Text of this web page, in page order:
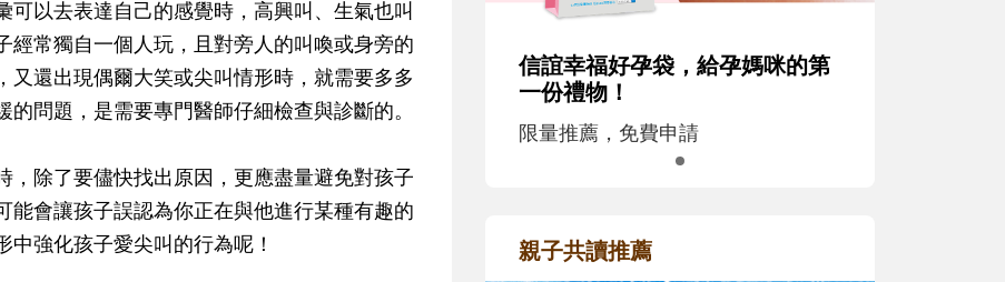
以去表達自己的感覺時，高興叫、生氣也叫
經常獨自一個人玩，且對旁人的叫喚或身旁的
還出現偶爾大笑或尖叫情形時，就需要多多
的問題，是需要專門醫師仔細檢查與診斷的。
，除了要儘快找出原因，更應盡量避免對孩子
能會讓孩子誤認為你正在與他進行某種有趣的
中強化孩子愛尖叫的行為呢 ！
信誼幸福好孕袋，給孕媽咪的第
一份禮物！
限量推薦，免費申請
親子共讀推薦